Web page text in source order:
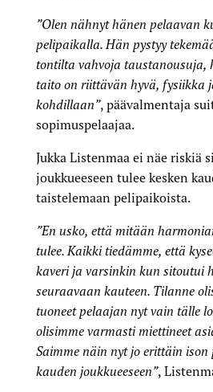
”Olen nähnyt hänen pelaavan
pelipaikalla. Hän pystyy
tontilta vahvoja taustanousuja,
taito on riittävän hyvä, fysiikka
kohdillaan”, päävalmentaja
sopimuspelaajaa.
Jukka Listenmaa ei näe riskiä
joukkueeseen tulee kesken
taistelemaan pelipaikoista.
”En usko, että mitään
tulee. Kaikki tiedämme, että
kaveri ja varsinkin kun sitoutui
seuraavaan kauteen. Tilanne
tuoneet pelaajan nyt vain tälle
olisimme varmasti miettineet
Saimme näin nyt jo erittäin ison
kauden joukkueeseen”,